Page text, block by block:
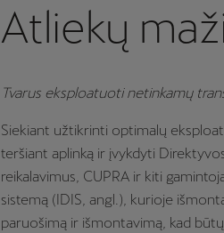
Atliekų
Tvarus eksploatuoti netinkamų
Siekiant užtikrinti optimalų
teršiant aplinką ir įvykdyti
reikalavimus, CUPRA ir kiti
sistemą (IDIS, angl.), kurioje
paruošimą ir išmontavimą, kad